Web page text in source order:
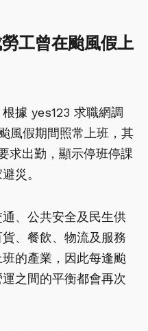
工曾在颱風假上
據 yes123 求職網調
風假期間照常上班，其
求出勤，顯示停班停課
災。
、公共安全及民生供
、餐飲、物流及服務
的產業，因此每逢颱
之間的平衡都會再次